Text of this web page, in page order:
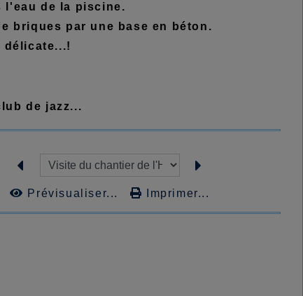
l'eau de la piscine.
briques par une base en béton.
délicate...!
de jazz...
Prévisualiser... Imprimer...